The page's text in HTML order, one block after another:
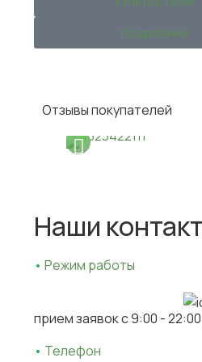
Подробнее
Отзывы покупателей
Наши
• Режим работы
прием заявок c 9:00 -
• Телефон